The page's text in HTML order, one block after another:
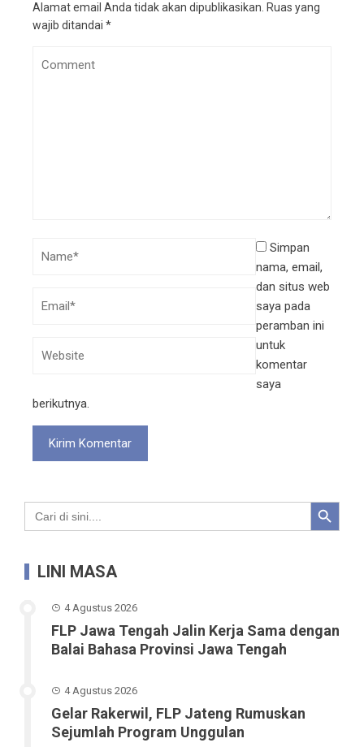
Alamat email Anda tidak akan dipublikasikan. Ruas yang
wajib ditandai *
Simpan
nama, email,
dan situs web
saya pada
peramban ini
untuk
komentar
saya
berikutnya.
Search
for:
Search Button
LINI MASA
4 Agustus 2026
FLP Jawa Tengah Jalin Kerja Sama dengan
Balai Bahasa Provinsi Jawa Tengah
4 Agustus 2026
Gelar Rakerwil, FLP Jateng Rumuskan
Sejumlah Program Unggulan